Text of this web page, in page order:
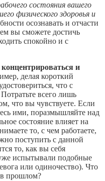
состояния вашего
физического здоровья и
осознавать и отчасти
вы сможете достичь
спокойно и с
концентрироваться и
делая короткий
что с
всего лишь
что вы чувствуете. Если
ими, поразмышляйте над
состояние влияет на
то, с чем работаете,
поступить с данной
то, как вы себя
испытывали подобные
или одиночество). Что
в прошлом?